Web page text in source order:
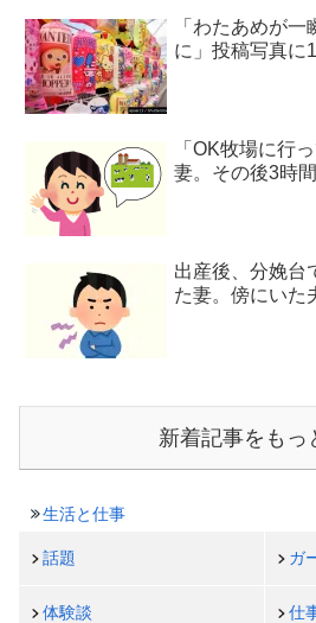
「わたあめが
に」投稿写真に
「OK牧場に行
妻。その後3時
出産後、分娩台
た妻。傍にいた
新着記事をもっ
生活と仕事
話題 ガ
体験談 仕